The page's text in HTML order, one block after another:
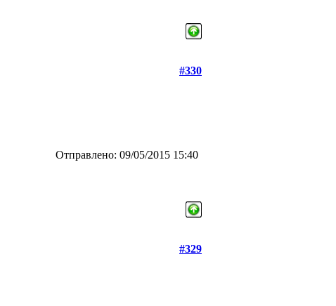
#330
Отправлено: 09/05/2015 15:40
#329